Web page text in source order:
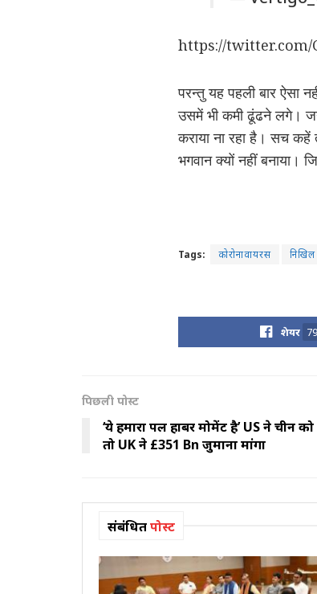
https://twitter.com/
परन्तु यह पहली बार ऐसा
उसमें भी कमी ढूंढने लगे।
कराया ना रहा है। सच कहें
भगवान क्यों नहीं बनाया।
Tags: कोरोनावायरस
शेयर 79
पिछली पोस्ट
‘ये हमारा पर्ल हार्बर मोमेंट है’ US ने
तो UK ने £351 Bn जुर्माना मांगा
संबंधितपोस्ट